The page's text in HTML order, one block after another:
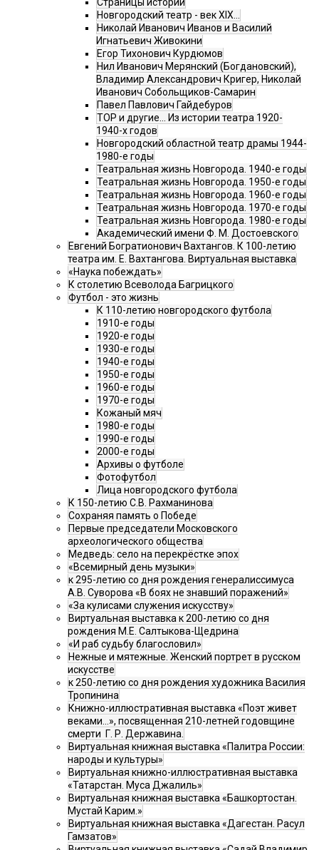
Страницы истории
Новгородский театр - век XIX…
Николай Иванович Иванов и Василий
Игнатьевич Живокини
Егор Тихонович Курдюмов
Нил Иванович Мерянский (Богдановский),
Владимир Александрович Кригер, Николай
Иванович Собольщиков-Самарин
Павел Павлович Гайдебуров
ТОР и другие… Из истории театра 1920-
1940-х годов
Новгородский областной театр драмы 1944-
1980-е годы
Театральная жизнь Новгорода. 1940-е годы
Театральная жизнь Новгорода. 1950-е годы
Театральная жизнь Новгорода. 1960-е годы
Театральная жизнь Новгорода. 1970-е годы
Театральная жизнь Новгорода. 1980-е годы
Академический имени Ф. М. Достоевского
Евгений Богратионович Вахтангов. К 100-летию
театра им. Е. Вахтангова. Виртуальная выставка
«Наука побеждать»
К столетию Всеволода Багрицкого
Футбол - это жизнь
К 110-летию новгородского футбола
1910-е годы
1920-е годы
1930-е годы
1940-е годы
1950-е годы
1960-е годы
1970-е годы
Кожаный мяч
1980-е годы
1990-е годы
2000-е годы
Архивы о футболе
Фотофутбол
Лица новгородского футбола
К 150-летию С.В. Рахманинова
Сохраняя память о Победе
Первые председатели Московского
археологического общества
Медведь: село на перекрёстке эпох
«Всемирный день музыки»
к 295-летию со дня рождения генералиссимуса
А.В. Суворова «В боях не знавший поражений»
«За кулисами служения искусству»
Виртуальная выставка к 200-летию со дня
рождения М.Е. Салтыкова-Щедрина
«И раб судьбу благословил»
Нежные и мятежные. Женский портрет в русском
искусстве
к 250-летию со дня рождения художника Василия
Тропинина
Книжно-иллюстративная выставка «Поэт живет
веками…», посвященная 210-летней годовщине
смерти Г. Р. Державина.
Виртуальная книжная выставка «Палитра России:
народы и культуры»
Виртуальная книжно-иллюстративная выставка
«Татарстан. Муса Джалиль»
Виртуальная книжная выставка «Башкортостан.
Мустай Карим.»
Виртуальная книжная выставка «Дагестан. Расул
Гамзатов»